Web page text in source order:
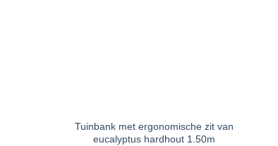
Tuinbank met ergonomische zit van
eucalyptus hardhout 1.50m